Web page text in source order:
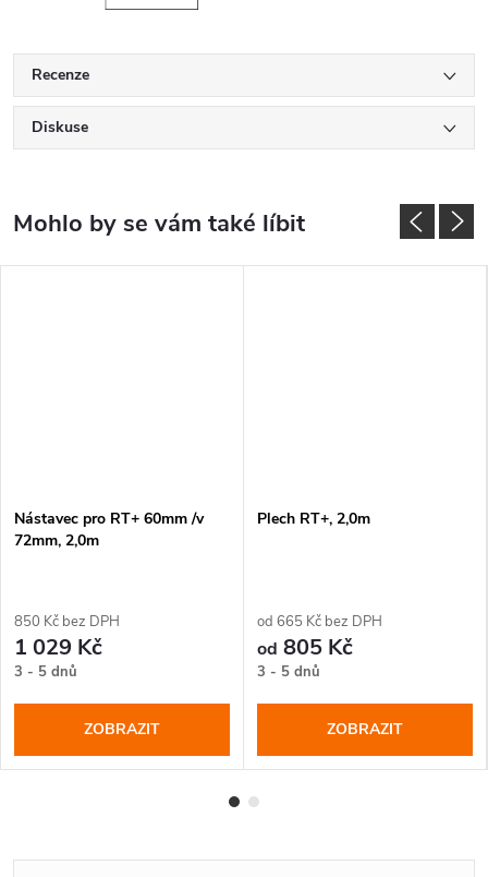
Recenze
Diskuse
Nástavec pro RT+ 60mm /v
72mm, 2,0m
850 Kč bez DPH
1 029 Kč
3 - 5 dnů
ZOBRAZIT
Plech RT+, 2,0m
od 665 Kč bez DPH
od 805 Kč
3 - 5 dnů
ZOBRAZIT